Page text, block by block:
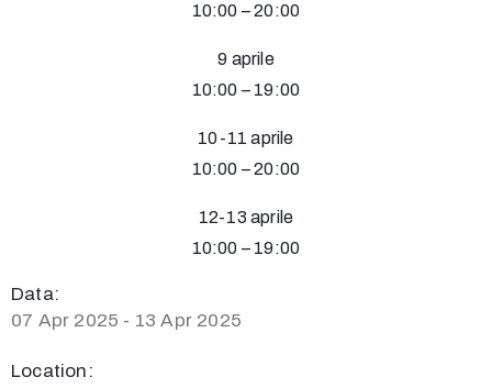
10:00 – 20:00
9 aprile
10:00 – 19:00
10-11 aprile
10:00 – 20:00
12-13 aprile
10:00 – 19:00
Data:
07 Apr 2025 - 13 Apr 2025
Location: